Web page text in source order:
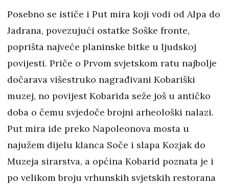
Posebno se ističe i Put mira koji vodi od Alpa do
Jadrana, povezujući ostatke Soške fronte,
poprišta najveće planinske bitke u ljudskoj
povijesti. Priče o Prvom svjetskom ratu najbolje
dočarava višestruko nagrađivani Kobariški
muzej, no povijest Kobarida seže još u antičko
doba o čemu svjedoče brojni arheološki nalazi.
Put mira ide preko Napoleonova mosta u
najužem dijelu klanca Soče i slapa Kozjak do
Muzeja sirarstva, a općina Kobarid poznata je i
po velikom broju vrhunskih svjetskih restorana